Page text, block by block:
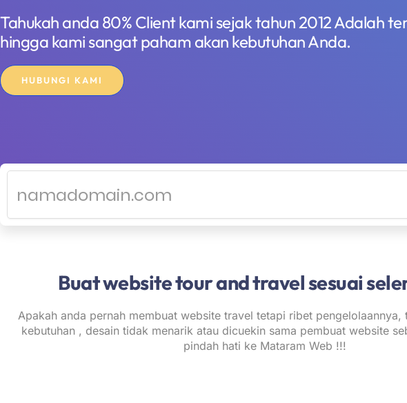
Tahukah anda 80% Client kami sejak tahun 2012 Adalah
hingga kami sangat paham akan kebutuhan Anda.
HUBUNGI KAMI
Buat website tour and travel sesuai
Apakah anda pernah membuat website travel tetapi ribet pengelolaannya,
kebutuhan , desain tidak menarik atau dicuekin sama pembuat website
pindah hati ke Mataram Web !!!